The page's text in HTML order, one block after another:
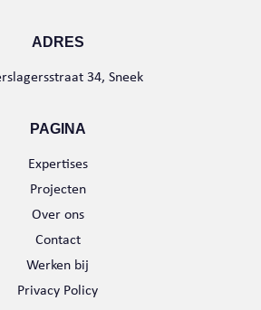
ADRES
34, Sneek
PAGINA
Expertises
Projecten
Over ons
Contact
Werken bij
Privacy Policy